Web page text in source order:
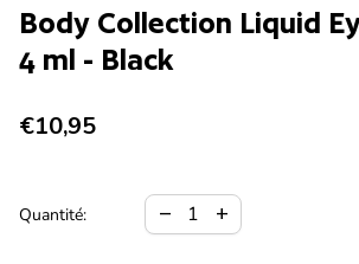
Body Collection Liquid
4 ml - Black
Prix normal
€10,95
Quantité:
Diminuer la quantité pour
remove
Augmenter la
add